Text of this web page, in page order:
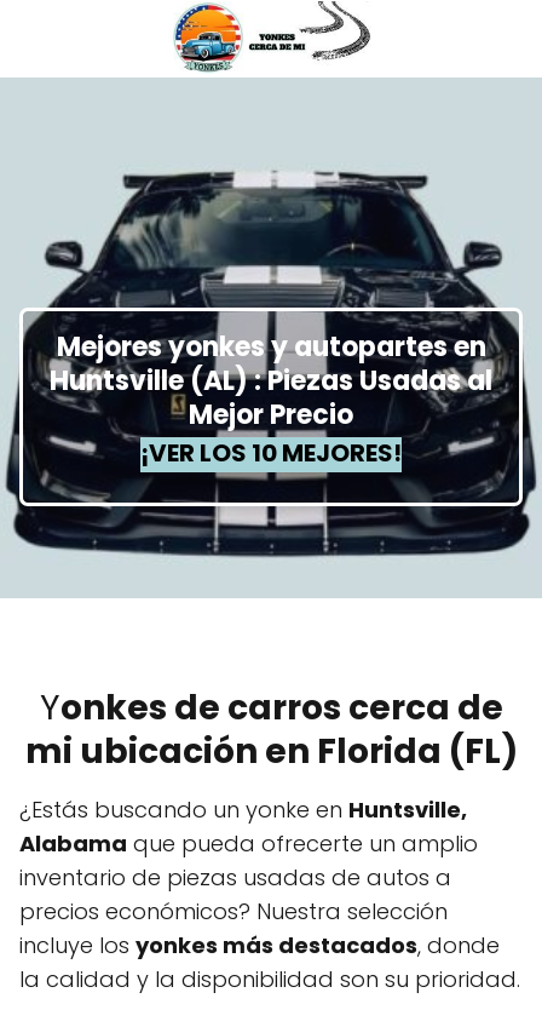
Mejores yonkes y autopartes en
Huntsville (AL) : Piezas Usadas al
Mejor Precio
¡VER LOS 10 MEJORES!
Yonkes de carros cerca de
mi ubicación en Florida (FL)
¿Estás buscando un yonke en Huntsville,
Alabama que pueda ofrecerte un amplio
inventario de piezas usadas de autos a
precios económicos? Nuestra selección
incluye los yonkes más destacados, donde
la calidad y la disponibilidad son su prioridad.